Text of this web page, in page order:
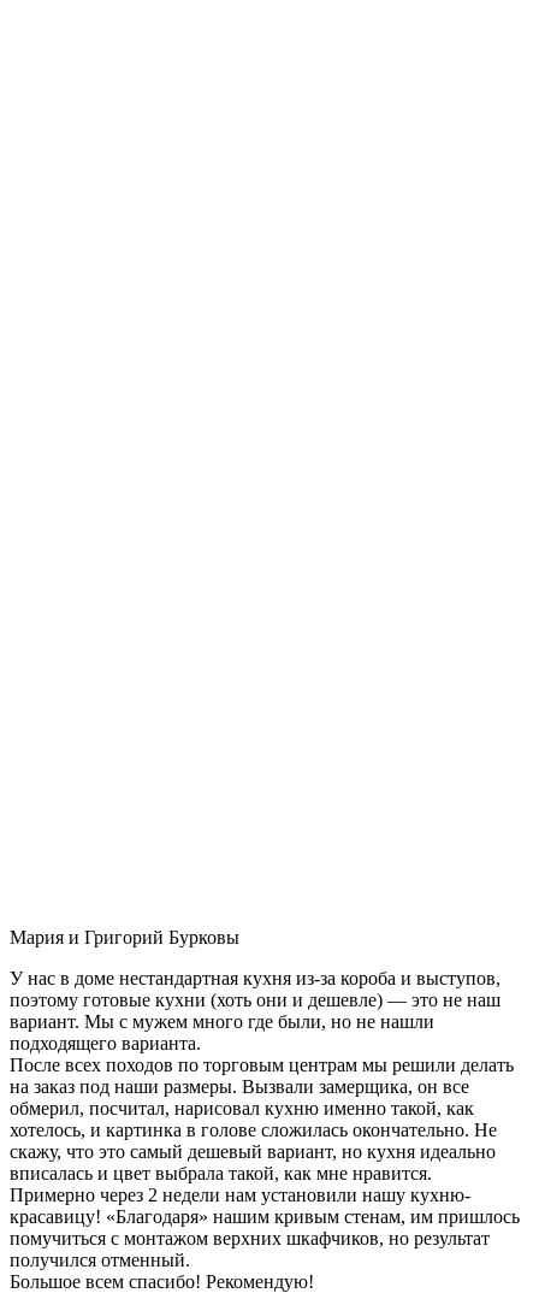
Мария и Григорий Бурковы
У нас в доме нестандартная кухня из-за короба и выступов,
поэтому готовые кухни (хоть они и дешевле) — это не наш
вариант. Мы с мужем много где были, но не нашли
подходящего варианта.
После всех походов по торговым центрам мы решили делать
на заказ под наши размеры. Вызвали замерщика, он все
обмерил, посчитал, нарисовал кухню именно такой, как
хотелось, и картинка в голове сложилась окончательно. Не
скажу, что это самый дешевый вариант, но кухня идеально
вписалась и цвет выбрала такой, как мне нравится.
Примерно через 2 недели нам установили нашу кухню-
красавицу! «Благодаря» нашим кривым стенам, им пришлось
помучиться с монтажом верхних шкафчиков, но результат
получился отменный.
Большое всем спасибо! Рекомендую!